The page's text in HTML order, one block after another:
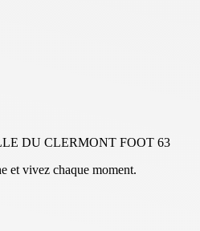
DU CLERMONT FOOT 63
et vivez chaque moment.